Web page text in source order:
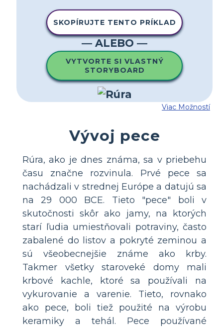
SKOPÍRUJTE TENTO PRÍKLAD
— ALEBO —
VYTVORTE SI VLASTNÝ
STORYBOARD
Viac Možností
Vývoj pece
Rúra, ako je dnes známa, sa v priebehu
času značne rozvinula. Prvé pece sa
nachádzali v strednej Európe a datujú sa
na 29 000 BCE. Tieto "pece" boli v
skutočnosti skôr ako jamy, na ktorých
starí ľudia umiestňovali potraviny, často
zabalené do listov a pokryté zeminou a
sú všeobecnejšie známe ako krby.
Takmer všetky staroveké domy mali
krbové kachle, ktoré sa používali na
vykurovanie a varenie. Tieto, rovnako
ako pece, boli tiež použité na výrobu
keramiky a tehál. Pece používané